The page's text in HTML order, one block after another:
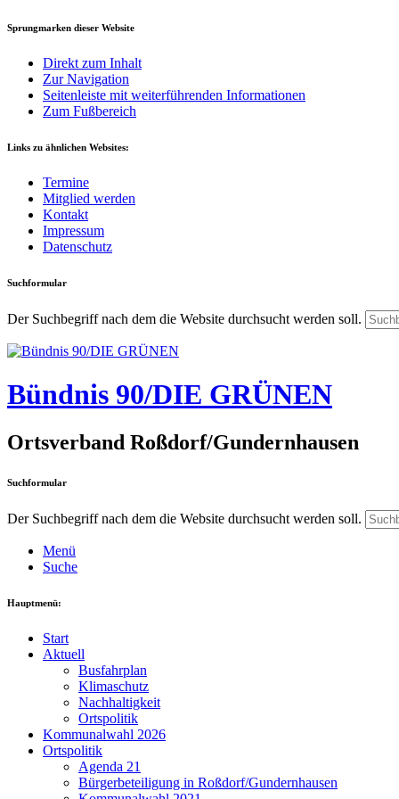
Sprungmarken dieser Website
Direkt zum Inhalt
Zur Navigation
Seitenleiste mit weiterführenden Informationen
Zum Fußbereich
Links zu ähnlichen Websites:
Termine
Mitglied werden
Kontakt
Impressum
Datenschutz
Suchformular
Der Suchbegriff nach dem die Website durchsucht werden soll.
Bündnis 90/DIE GRÜNEN
Ortsverband Roßdorf/Gundernhausen
Suchformular
Der Suchbegriff nach dem die Website durchsucht werden soll.
Menü
Suche
Hauptmenü:
Start
Aktuell
Busfahrplan
Klimaschutz
Nachhaltigkeit
Ortspolitik
Kommunalwahl 2026
Ortspolitik
Agenda 21
Bürgerbeteiligung in Roßdorf/Gundernhausen